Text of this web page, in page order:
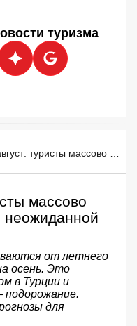
туризма
массово
неожиданной
от летнего
осень. Это
в Турции и
для